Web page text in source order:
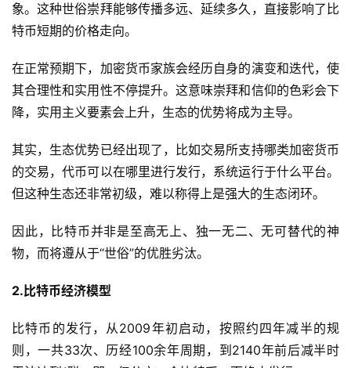
象。这种世俗崇拜能够传播多远、延续多久，直接影响了比
特币短期的价格走向。
在正常预期下，加密货币家族会经历自身的演变和迭代，使
其合理性和实用性不停提升。这意味崇拜和信仰的色彩会下
降，实用主义要素会上升，生态的优势将成为主导。
其实，生态优势已经出现了，比如交易所支持哪类加密货币
的交易，代币可以在哪里进行发行，系统运行于什么平台。
但这种生态还非常初级，难以称得上是强大的生态闭环。
因此，比特币并非是至高无上、独一无二、无可替代的神
物，而将遵从于“世俗”的优胜劣汰。
2.比特币经济模型
比特币的发行，从2009年初启动，按照约四年减半的规
则，一共33次、历经100余年周期，到2140年前后减半时